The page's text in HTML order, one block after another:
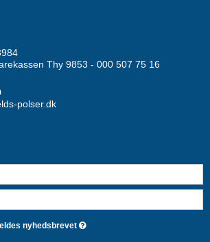
Thy 9853 - 000 507 75 16
polser.dk
nyhedsbrevet